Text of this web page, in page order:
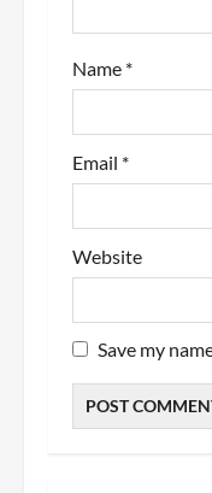
o
n
Name *
Email *
Website
Save my